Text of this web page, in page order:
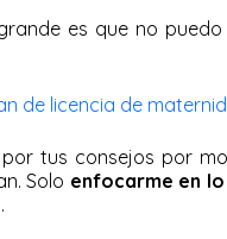
es que no puedo
de licencia de
tus consejos por
Solo enfocarme en